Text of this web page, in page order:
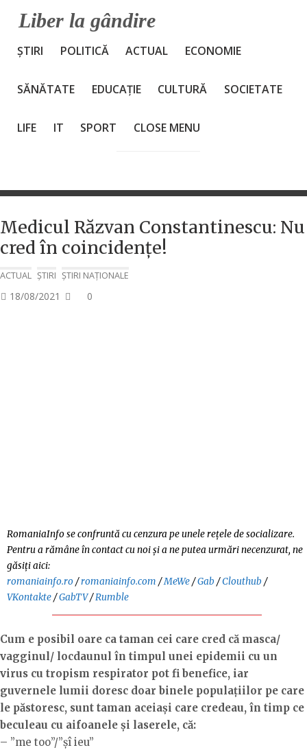
t
Liber la gândire
ȘTIRI POLITICĂ ACTUAL ECONOMIE
SĂNĂTATE EDUCAȚIE CULTURĂ SOCIETATE
LIFE IT SPORT CLOSE MENU
Medicul Răzvan Constantinescu: Nu
cred în coincidențe!
ACTUAL ȘTIRI ȘTIRI NAȚIONALE
P18/08/2021 0
RomaniaInfo se confruntă cu cenzura pe unele rețele de socializare.
Pentru a rămâne în contact cu noi și a ne putea urmări necenzurat, ne
găsiți aici:
romaniainfo.ro/romaniainfo.com /MeWe/Gab /Clouthub /
VKontakte/GabTV/Rumble
Cum e posibil oare ca taman cei care cred că masca/
vagginul/ locdaunul în timpul unei epidemii cu un
virus cu tropism respirator pot fi benefice, iar
guvernele lumii doresc doar binele populațiilor pe care
le păstoresc, sunt taman aceiași care credeau, în timp ce
beculeau cu aifoanele și laserele, că:
– ”me too”/”șî ieu”